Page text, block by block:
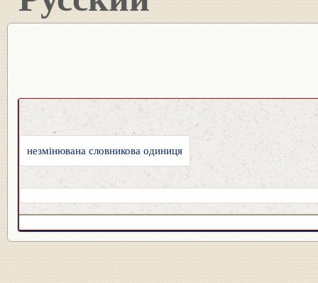
незмінювана словникова одиниця